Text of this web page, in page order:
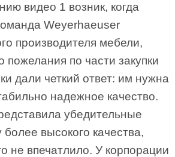
видео 1 возник, когда
Weyerhaeuser
производителя мебели,
пожелания по части закупки
дали четкий ответ: им нужна
надежное качество.
убедительные
высокого качества,
не впечатлило. У корпорации